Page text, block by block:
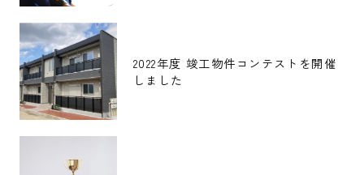
2022年度 竣工物件コンテストを開催
しました